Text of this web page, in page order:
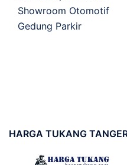
Showroom Otomotif
Gedung Parkir
HARGA TUKANG